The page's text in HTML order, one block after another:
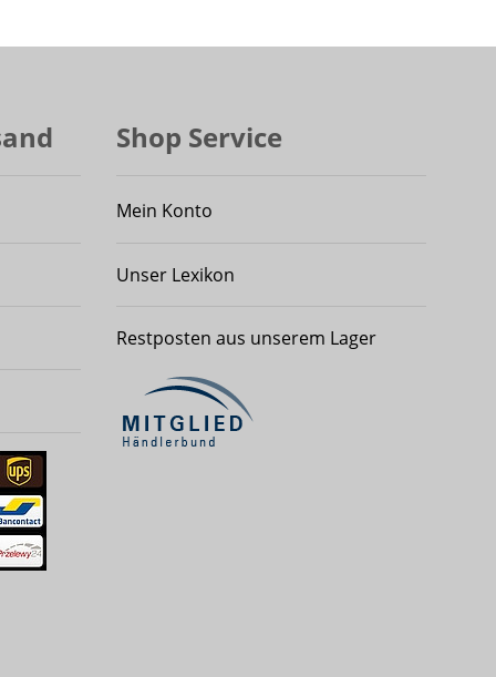
Shop Service
Mein Konto
Unser Lexikon
Restposten aus unserem Lager